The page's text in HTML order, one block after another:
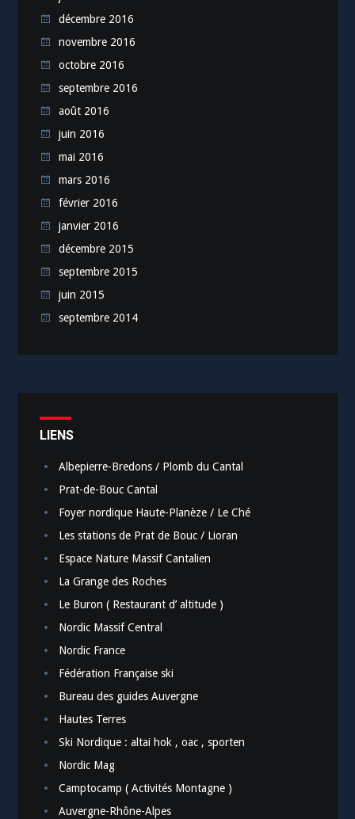
décembre 2016
novembre 2016
octobre 2016
septembre 2016
août 2016
juin 2016
mai 2016
mars 2016
février 2016
janvier 2016
décembre 2015
septembre 2015
juin 2015
septembre 2014
LIENS
Albepierre-Bredons / Plomb du Cantal
Prat-de-Bouc Cantal
Foyer nordique Haute-Planèze / Le Ché
Les stations de Prat de Bouc / Lioran
Espace Nature Massif Cantalien
La Grange des Roches
Le Buron ( Restaurant d’ altitude )
Nordic Massif Central
Nordic France
Fédération Française ski
Bureau des guides Auvergne
Hautes Terres
Ski Nordique : altai hok , oac , sporten
Nordic Mag
Camptocamp ( Activités Montagne )
Auvergne-Rhône-Alpes